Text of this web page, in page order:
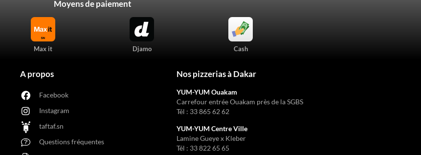
Moyens de paiement
Max it Djamo Cash
A propos
Facebook
Instagram
taftaf.sn
Questions fréquentes
Nos pizzerias à Dakar
YUM-YUM Ouakam
Carrefour entrée Ouakam près de la SGBS
Tél : 33 865 62 62
YUM-YUM Centre Ville
Lamine Gueye x Kleber
Tél : 33 822 65 65